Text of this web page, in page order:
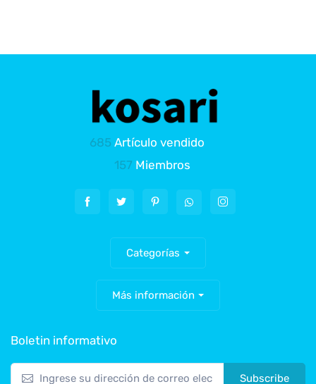
685 Artículo vendido
157 Miembros
Categorías
Más información
Boletin informativo
Subscribe